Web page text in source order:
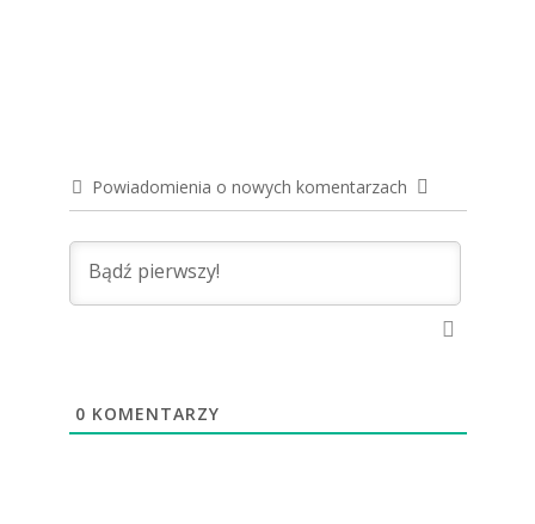
Powiadomienia o nowych komentarzach
0 KOMENTARZY